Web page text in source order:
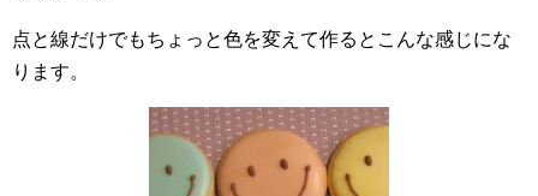
点と線だけでもちょっと色を変えて作るとこんな感じにな
ります。